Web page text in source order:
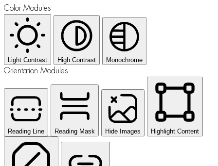
Color Modules
Light Contrast High Contrast Monochrome
Orientation Modules
Reading Line Reading Mask Hide Images Highlight Content